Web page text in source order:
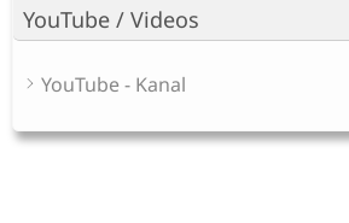
YouTube / Videos
YouTube - Kanal